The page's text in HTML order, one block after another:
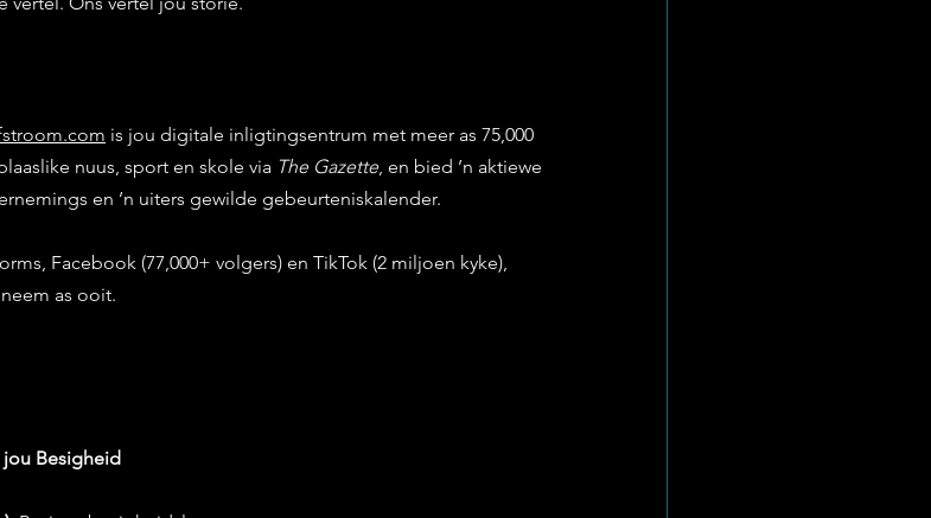
is jou digitale inligtingsentrum met meer as 75,000
nuus, sport en skole via The Gazette, en bied ’n aktiewe
en ’n uiters gewilde gebeurteniskalender.
Facebook (77,000+ volgers) en TikTok (2 miljoen kyke),
as ooit.
jou Besigheid